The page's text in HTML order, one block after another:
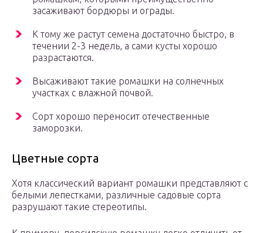
засаживают бордюры и ограды.
К тому же растут семена достаточно быстро, в
течении 2-3 недель, а сами кусты хорошо
разрастаются.
Высаживают такие ромашки на солнечных
участках с влажной почвой.
Сорт хорошо переносит отечественные
заморозки.
Цветные сорта
Хотя классический вариант ромашки представляют с
белыми лепестками, различные садовые сорта
разрушают такие стереотипы.